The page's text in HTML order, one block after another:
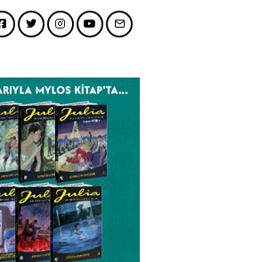
Facebook
TwitterInstagram
YouTubeEmail